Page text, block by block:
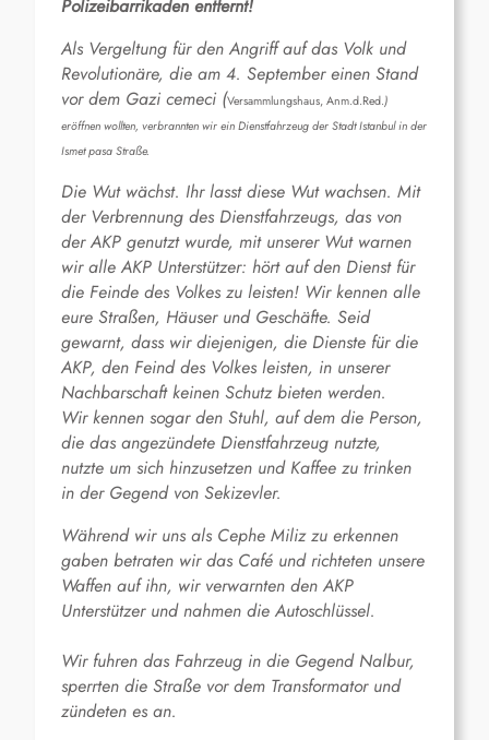
Polizeibarrikaden entfernt!
Als Vergeltung für den Angriff auf das Volk und
Revolutionäre, die am 4. September einen Stand
vor dem Gazi cemeci (Versammlungshaus, Anm.d.Red.)
eröffnen wollten, verbrannten wir ein Dienstfahrzeug der Stadt Istanbul in der
Ismet pasa Straße.
Die Wut wächst. Ihr lasst diese Wut wachsen. Mit
der Verbrennung des Dienstfahrzeugs, das von
der AKP genutzt wurde, mit unserer Wut warnen
wir alle AKP Unterstützer: hört auf den Dienst für
die Feinde des Volkes zu leisten! Wir kennen alle
eure Straßen, Häuser und Geschäfte. Seid
gewarnt, dass wir diejenigen, die Dienste für die
AKP, den Feind des Volkes leisten, in unserer
Nachbarschaft keinen Schutz bieten werden.
Wir kennen sogar den Stuhl, auf dem die Person,
die das angezündete Dienstfahrzeug nutzte,
nutzte um sich hinzusetzen und Kaffee zu trinken
in der Gegend von Sekizevler.
Während wir uns als Cephe Miliz zu erkennen
gaben betraten wir das Café und richteten unsere
Waffen auf ihn, wir verwarnten den AKP
Unterstützer und nahmen die Autoschlüssel.
Wir fuhren das Fahrzeug in die Gegend Nalbur,
sperrten die Straße vor dem Transformator und
zündeten es an.